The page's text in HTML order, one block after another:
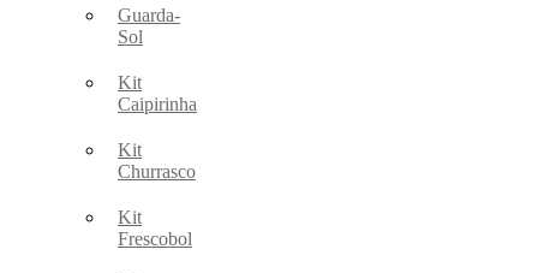
Guarda-
Sol
Kit
Caipirinha
Kit
Churrasco
Kit
Frescobol